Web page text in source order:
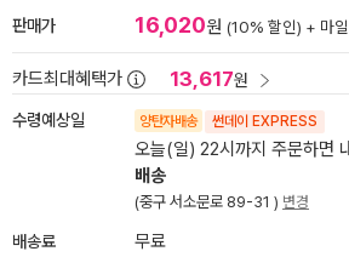
판매가 16,020원 (10% 할인) + 마
카드최대혜택가 13,617원
수령예상일 양탄자배송 썬데이 EXPRESS
오늘(일) 22시까지 주문하면
배송
(중구 서소문로 89-31 ) 변경
배송료 무료